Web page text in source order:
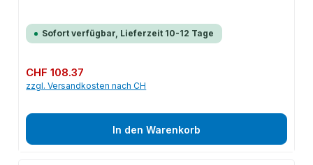
Sofort verfügbar, Lieferzeit 10-12 Tage
Regulärer Preis:
CHF 108.37
zzgl. Versandkosten nach CH
In den Warenkorb